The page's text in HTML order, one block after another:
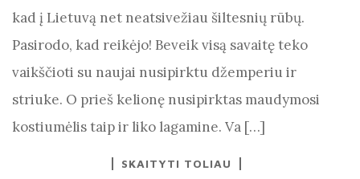
kad į Lietuvą net neatsivežiau šiltesnių rūbų.
Pasirodo, kad reikėjo! Beveik visą savaitę teko
vaikščioti su naujai nusipirktu džemperiu ir
striuke. O prieš kelionę nusipirktas maudymosi
kostiumėlis taip ir liko lagamine. Va […]
SKAITYTI TOLIAU